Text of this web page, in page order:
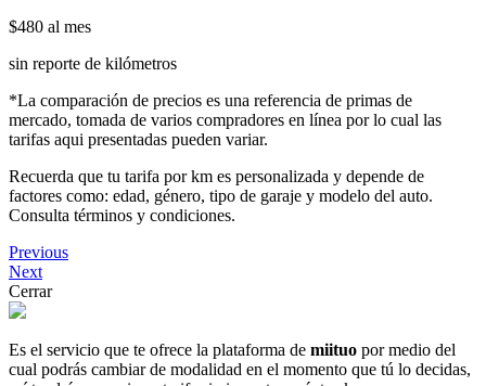
$480 al mes
sin reporte de kilómetros
*La comparación de precios es una referencia de primas de
mercado, tomada de varios compradores en línea por lo cual las
tarifas aqui presentadas pueden variar.
Recuerda que tu tarifa por km es personalizada y depende de
factores como: edad, género, tipo de garaje y modelo del auto.
Consulta términos y condiciones.
Previous
Next
Cerrar
Es el servicio que te ofrece la plataforma de miituo por medio del
cual podrás cambiar de modalidad en el momento que tú lo decidas,